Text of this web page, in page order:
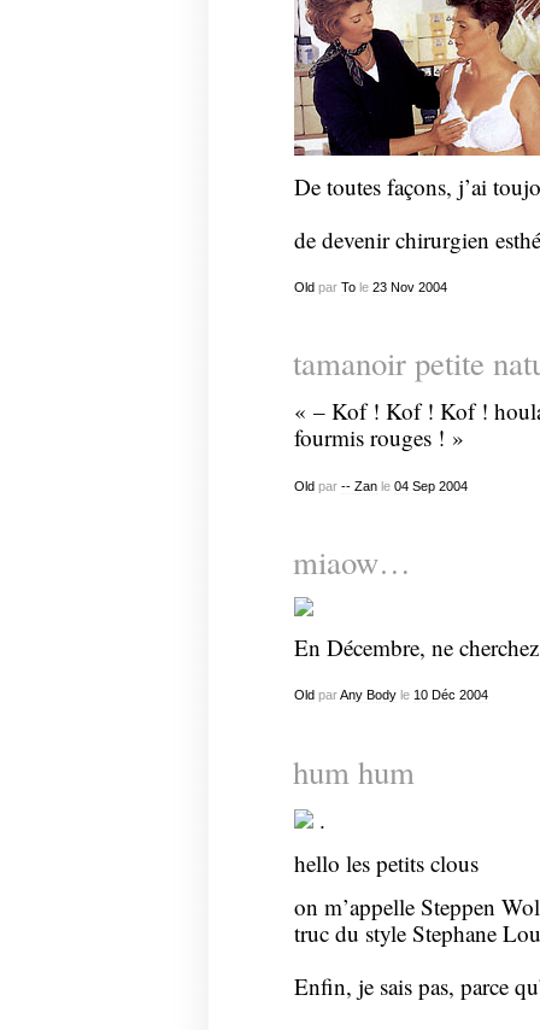
De toutes façons, j’ai
de devenir chirurgien
Oldpar Tole 23 Nov 2004
tamanoir petite
« – Kof ! Kof ! Kof !
fourmis rouges ! »
Oldpar -- Zanle 04 Sep 2004
miaow…
En Décembre, ne
OldparAny Bodyle 10 Déc 2004
hum hum
.
hello les petits clous
on m’appelle Steppen
truc du style Stephane
Enfin, je sais pas, parce